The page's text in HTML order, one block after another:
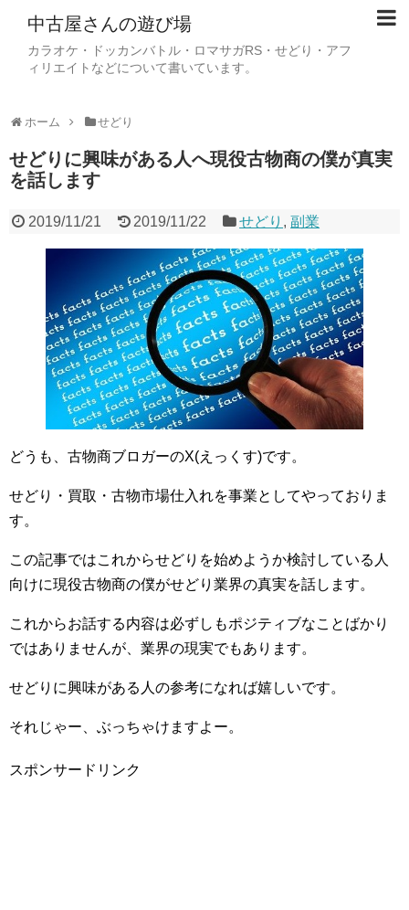
中古屋さんの遊び場
カラオケ・ドッカンバトル・ロマサガRS・せどり・アフ
ィリエイトなどについて書いています。
ホーム せどり
せどりに興味がある人へ現役古物商の僕が真実
を話します
2019/11/21 2019/11/22 せどり ,副業
どうも、古物商ブロガーのX(えっくす)です。
せどり・買取・古物市場仕入れを事業としてやっておりま
す。
この記事ではこれからせどりを始めようか検討している人
向けに現役古物商の僕がせどり業界の真実を話します。
これからお話する内容は必ずしもポジティブなことばかり
ではありませんが、業界の現実でもあります。
せどりに興味がある人の参考になれば嬉しいです。
それじゃー、ぶっちゃけますよー。
スポンサードリンク